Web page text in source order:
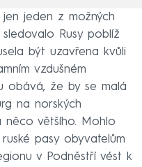
jen jeden z možných
sledovalo Rusy poblíž
být uzavřena kvůli
vzdušném
obává, že by se malá
na norských
něco většího. Mohlo
pasy obyvatelům
v Podněstří vést k